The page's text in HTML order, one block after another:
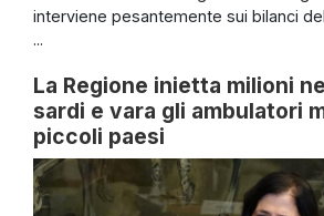
interviene pesantemente sui bilanci
...
La Regione inietta milioni
sardi e vara gli ambulatori
piccoli paesi